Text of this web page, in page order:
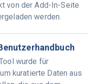
von der Add-In-Seite
werden.
wurde für
kuratierte Daten aus